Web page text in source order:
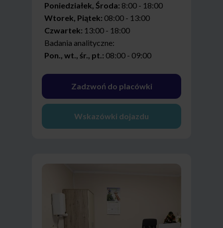
Wskazówki dojazdu
Zadzwoń do placówki
Poniedziałek, Środa: 8:00 - 18:00
Wtorek, Piątek: 08:00 - 13:00
Czwartek: 13:00 - 18:00
Badania analityczne:
Pon., wt., śr., pt.: 08:00 - 09:00